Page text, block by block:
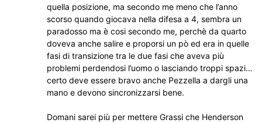
quella posizione, ma secondo me meno che l’anno
scorso quando giocava nella difesa a 4, sembra un
paradosso ma è cosi secondo me, perchè da quarto
doveva anche salire e proporsi un pò ed era in quelle
fasi di transizione tra le due fasi che aveva più
problemi perdendosi l’uomo o lasciando troppi spazi…
certo deve essere bravo anche Pezzella a dargli una
mano e devono sincronizzarsi bene.
Domani sarei più per mettere Grassi che Henderson